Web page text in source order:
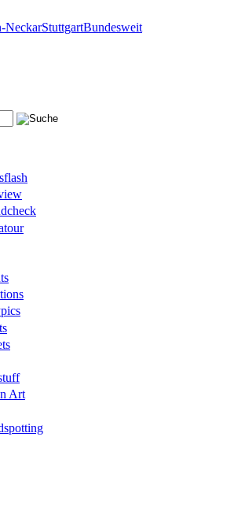
NeckarStuttgartBundesweit
Art